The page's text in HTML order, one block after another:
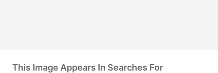
This Image Appears In Searches For